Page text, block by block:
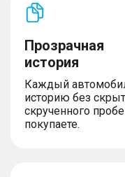
Прозрачная
история
Каждый
историю без
скрученного
покупаете.